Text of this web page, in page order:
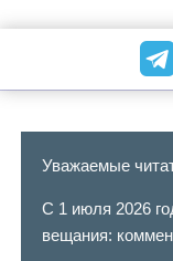
Уважаемые
С 1 июля 2026
вещания: